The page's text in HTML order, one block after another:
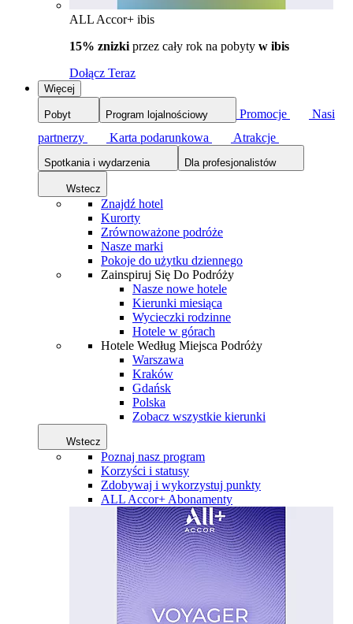
ALL Accor+ ibis
15% znizki przez cały rok na pobyty w ibis
Dołącz Teraz
Więcej
Pobyt Program lojalnościowy Promocje
Nasi
partnerzy
Karta podarunkowa Atrakcje
Spotkania i wydarzenia Dla profesjonalistów
Wstecz
Znajdź hotel
Kurorty
Zrównoważone podróże
Nasze marki
Pokoje do użytku dziennego
Zainspiruj Się Do Podróży
Nasze nowe hotele
Kierunki miesiąca
Wycieczki rodzinne
Hotele w górach
Hotele Według Miejsca Podróży
Warszawa
Kraków
Gdańsk
Polska
Zobacz wszystkie kierunki
Wstecz
Poznaj nasz program
Korzyści i statusy
Zdobywaj i wykorzystuj punkty
ALL Accor+ Abonamenty